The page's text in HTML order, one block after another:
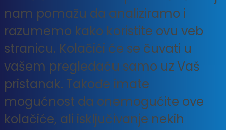
nam pomažu da analiziramo i
razumemo kako koristite ovu veb
stranicu. Kolačići će se čuvati u
vašem pregledaču samo uz Vaš
pristanak. Takođe imate
mogućnost da onemogućite ove
kolačiće, ali isključivanje nekih